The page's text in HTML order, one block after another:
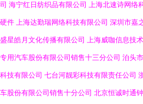
司 海宁红日纺织品有限公司 上海北速诗网络
硬件 上海达勤瑞网络科技有限公司 深圳市嘉
盛星皓月文化传播有限公司 上海威咖信息技
专用汽车股份有限公司销售十三分公司 泊头
科技有限公司 七台河靓彩科技有限责任公司
车股份有限公司销售十分公司 北京恒诚时通